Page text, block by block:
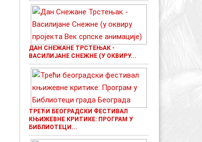
ДАН СНЕЖАНЕ ТРСТЕЊАК -
ВАСИЛИЈАНЕ СНЕЖНЕ (У ОКВИРУ...
ТРЕЋИ БЕОГРАДСКИ ФЕСТИВАЛ
КЊИЖЕВНЕ КРИТИКЕ: ПРОГРАМ У
БИБЛИОТЕЦИ...